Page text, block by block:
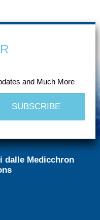
and Much More
dalle Medicchron